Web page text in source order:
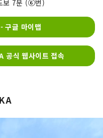
보 7분 (⑥번)
구글 마이맵
공식 웹사이트 접속